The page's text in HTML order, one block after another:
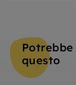
questo